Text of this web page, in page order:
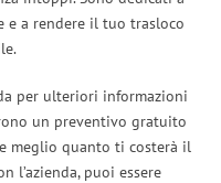
e a rendere il tuo trasloco
per ulteriori informazioni
un preventivo gratuito
meglio quanto ti costerà il
l’azienda, puoi essere